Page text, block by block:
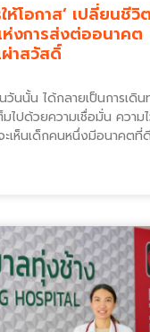
ให้โอกาส’ เปลี่ยนชีวิต
งการส่งต่ออนาคต
าสวัสดิ์
นนั้น ได้กลายเป็นการเดิน
ไปด้วยความเชื่อมั่น ความ
ะเห็นเด็กคนหนึ่งมีอนาคตที่